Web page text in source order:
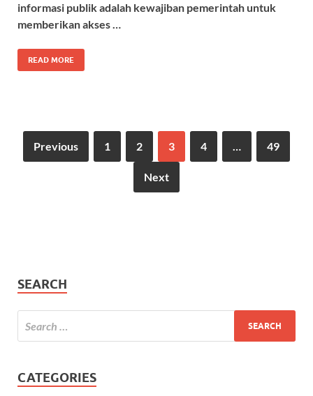
informasi publik adalah kewajiban pemerintah untuk
memberikan akses …
READ MORE
Previous 1 2 3 4 … 49
Next
SEARCH
CATEGORIES